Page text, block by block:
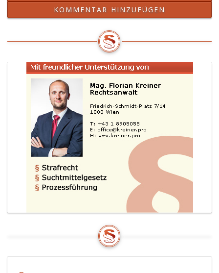
KOMMENTAR HINZUFÜGEN